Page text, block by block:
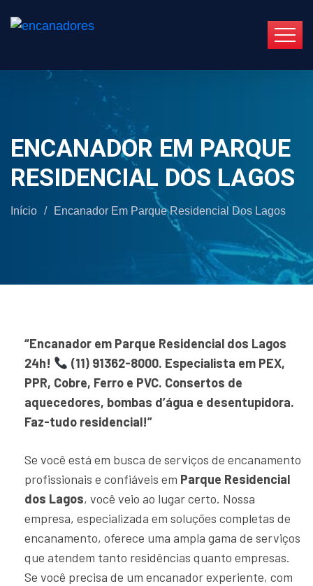
ENCANADOR EM PARQUE
RESIDENCIAL DOS LAGOS
Início / Encanador Em Parque Residencial Dos Lagos
“Encanador em Parque Residencial dos Lagos
24h!
(11) 91362-8000. Especialista em PEX,
PPR, Cobre, Ferro e PVC. Consertos de
aquecedores, bombas d’água e desentupidora.
Faz-tudo residencial!”
Se você está em busca de serviços de encanamento
profissionais e confiáveis em Parque Residencial
dos Lagos, você veio ao lugar certo. Nossa
empresa, especializada em soluções completas de
encanamento, oferece uma ampla gama de serviços
que atendem tanto residências quanto empresas.
Se você precisa de um encanador experiente, com